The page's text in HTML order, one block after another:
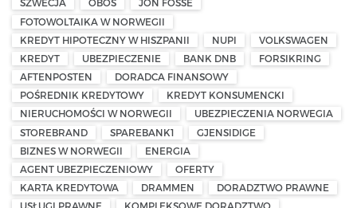
SZWECJA
OBOS
JON FOSSE
FOTOWOLTAIKA W NORWEGII
KREDYT HIPOTECZNY W HISZPANII
NUPI
VOLKSWAGEN
KREDYT
UBEZPIECZENIE BANK DNB
FORSIKRING
AFTENPOSTEN
DORADCA FINANSOWY
POŚREDNIK KREDYTOWY
KREDYT KONSUMENCKI
NIERUCHOMOŚCI W NORWEGII
UBEZPIECZENIA NORWEGIA
STOREBRAND
SPAREBANK1
GJENSIDIGE
BIZNES W NORWEGII
ENERGIA
AGENT UBEZPIECZENIOWY
OFERTY
KARTA KREDYTOWA
DRAMMEN
DORADZTWO PRAWNE